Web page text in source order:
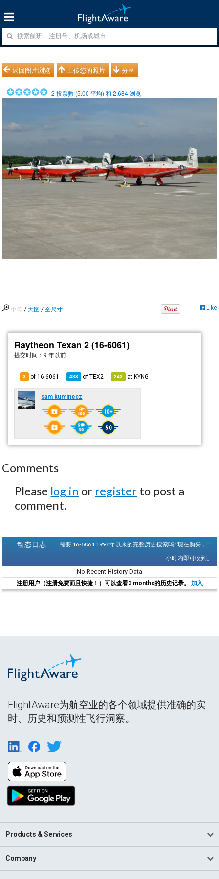
返回图片浏览 上传您的照片 分享
2 投票數 (5.00 平均) 和2,684浏览
中等 /大图 /全尺寸 Like
Raytheon Texan 2 (16-6061)
提交时间： 9 年以前
3 of 16-6061 483 ofTEX2 242 atKYNG
sam kuminecz
Comments
Please log in or register to post a
comment.
动态日志 需要 16-6061 1998年以来的完整历史搜索吗?现在购买，一
小时内即可收到。
No Recent History Data
注册用户（注册免费而且快捷！）可以查看3 months的历史记录。 加入
FlightAware为航空业的各个领域提供准确的实
时、历史和预测性飞行洞察。
Products & Services
Company